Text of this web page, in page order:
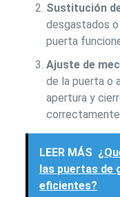
Sustitución
desgastados o
puerta
Ajuste de
de la puerta o
apertura y
LEER MÁS
las puertas de
eficientes?